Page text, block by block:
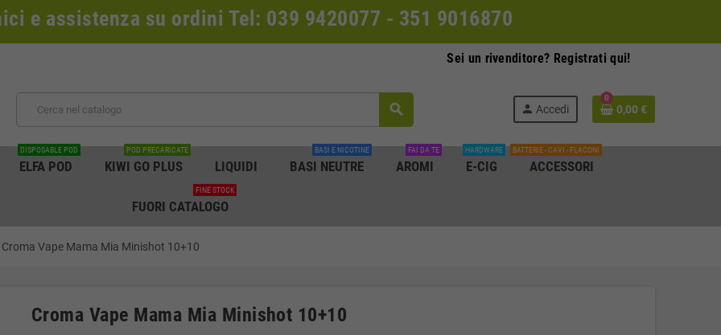
e assistenza su ordini Tel: 039 9420077 - 351 9016870
Sei un rivenditore? Registrati qui!
search person Accedi
0
0,00 €
ELFA POD
DISPOSABLE POD
KIWI GO PLUS
POD PRECARICATE
LIQUIDI BASI NEUTRE
BASI E NICOTINE
AROMI
FAI DA TE
E-CIG
HARDWARE
ACCESSORI
BATTERIE - CAVI - FLACONI
FUORI CATALOGO
FINE STOCK
Croma Vape Mama Mia Minishot 10+10
Croma Vape Mama Mia Minishot 10+10